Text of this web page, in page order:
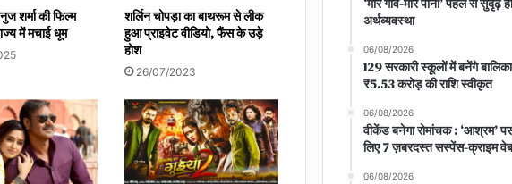
शर्मा की फिल्म
में मचाई धूम
शर्लिन चोपड़ा का बाथरूम से लीक
हुआ प्राइवेट वीडियो, फैंस के उड़े
होश
26/07/2023
‘मोर गांव-मोर पानी’ पहल से सुदृढ़
अर्थव्यवस्था
06/08/2026
129 सरकारी स्कूलों में बनेंगे
₹5.53 करोड़ की राशि स्वीकृत
06/08/2026
वीकेंड बनेगा रोमांचक : ‘आश्रम’
लिए 7 ज़बरदस्त सस्पेंस-क्राइम
06/08/2026